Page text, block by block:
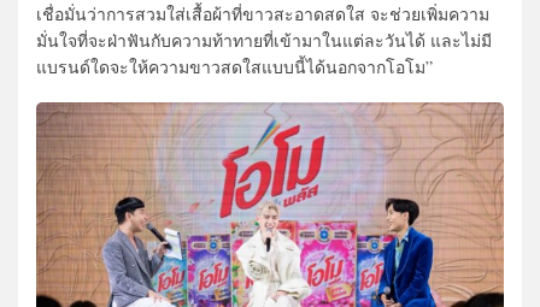
เชื่อมั่นว่าการสวมใส่เสื้อผ้าที่ขาวสะอาดสดใส จะช่วยเพิ่มความ
มั่นใจที่จะฝ่าฟันกับความท้าทายที่เข้ามาในแต่ละวันได้ และไม่มี
แบรนด์ใดจะให้ความขาวสดใสแบบนี้ได้นอกจากโอโม”